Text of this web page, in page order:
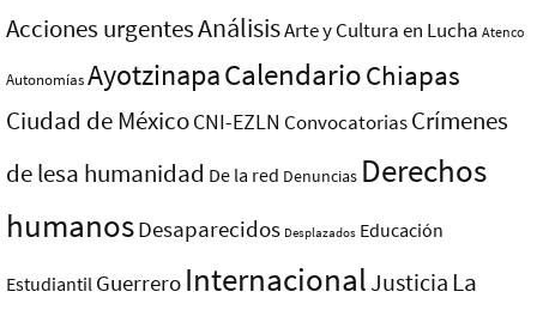
Acciones urgentesAnálisisArte y Cultura en Lucha Atenco
AutonomíasAyotzinapaCalendarioChiapas
Ciudad de MéxicoCNI-EZLN ConvocatoriasCrímenes
de lesa humanidad De la red Denuncias Derechos
humanosDesaparecidos Desplazados Educación
Estudiantil Guerrero InternacionalJusticia La